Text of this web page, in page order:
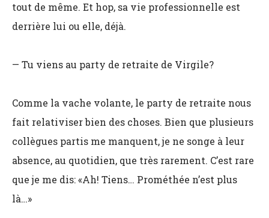
tout de même. Et hop, sa vie professionnelle est
derrière lui ou elle, déjà.
— Tu viens au party de retraite de Virgile?
Comme la vache volante, le party de retraite nous
fait relativiser bien des choses. Bien que plusieurs
collègues partis me manquent, je ne songe à leur
absence, au quotidien, que très rarement. C’est rare
que je me dis: «Ah! Tiens… Prométhée n’est plus
là…»